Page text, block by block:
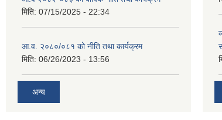
मिति: 07/15/2025 - 22:34
आ.व. २०८०/०८१ को नीति तथा कार्यक्रम
मिति: 06/26/2023 - 13:56
अन्य